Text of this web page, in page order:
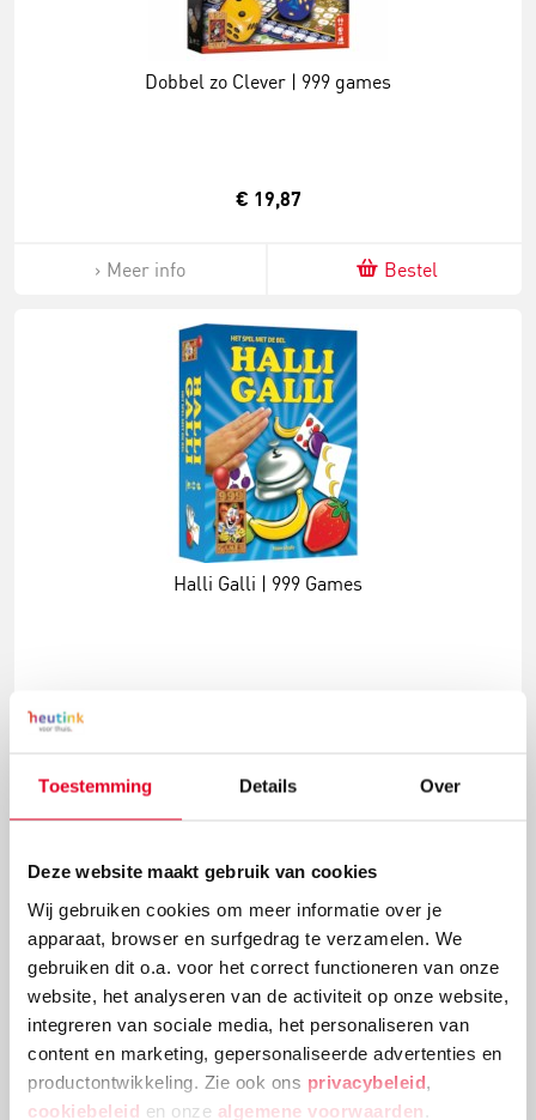
Toestemming Details Over
Deze website maakt gebruik van cookies
Wij gebruiken cookies om meer informatie over je
apparaat, browser en surfgedrag te verzamelen. We
gebruiken dit o.a. voor het correct functioneren van onze
website, het analyseren van de activiteit op onze website,
integreren van sociale media, het personaliseren van
content en marketing, gepersonaliseerde advertenties en
productontwikkeling. Zie ook ons privacybeleid
cookiebeleid en onze algemene voorwaarden
Dobbel zo Clever | 999 games
€ 19,87
Meer info Bestel
Halli Galli | 999 Games
Halli Galli junior | 999 Games